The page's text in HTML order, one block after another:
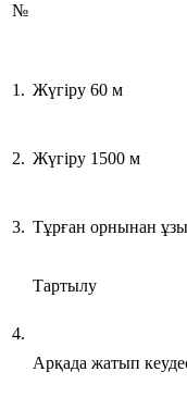
№
1. Жүгіру 60 м
2. Жүгіру 1500 м
3. Тұрған орнынан
4.
Тартылу
Арқада жатып